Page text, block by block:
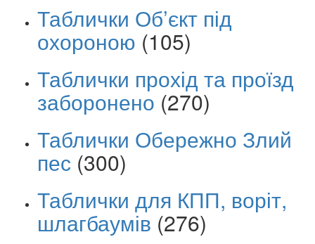
Таблички Об’єкт під
охороною (105)
Таблички прохід та проїзд
заборонено (270)
Таблички Обережно Злий
пес (300)
Таблички для КПП, воріт,
шлагбаумів (276)